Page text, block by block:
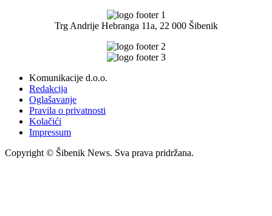
Trg Andrije Hebranga 11a, 22 000 Šibenik
Komunikacije d.o.o.
Redakcija
Oglašavanje
Pravila o privatnosti
Kolačići
Impressum
Copyright © Šibenik News. Sva prava pridržana.